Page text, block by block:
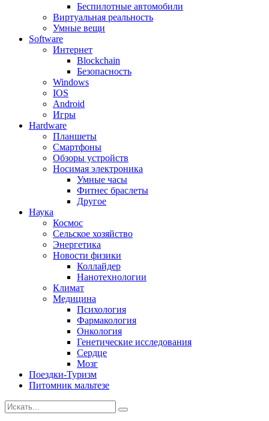
Беспилотные автомобили
Виртуальная реальность
Умные вещи
Software
Интернет
Blockchain
Безопасность
Windows
IOS
Android
Игры
Hardware
Планшеты
Смартфоны
Обзоры устройств
Носимая электроника
Умные часы
Фитнес браслеты
Другое
Наука
Космос
Сельское хозяйство
Энергетика
Новости физики
Коллайдер
Нанотехнологии
Климат
Медицина
Психология
Фармакология
Онкология
Генетические исследования
Сердце
Мозг
Поездки-Туризм
Питомник мальтезе